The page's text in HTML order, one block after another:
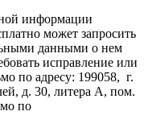
информации
может запросить
данными о нем
исправление или
по адресу: 199058, г.
д. 30, литера А, пом.
по